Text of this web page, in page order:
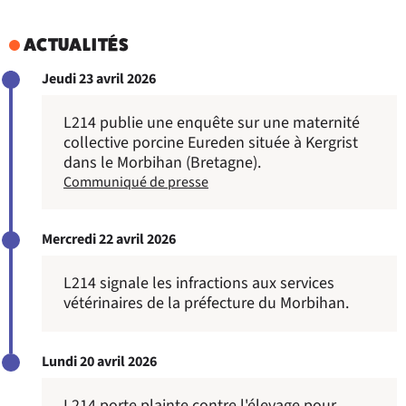
ACTUALITÉS
Jeudi 23 avril 2026
L214 publie une enquête sur une maternité
collective porcine Eureden située à Kergrist
dans le Morbihan (Bretagne).
Communiqué de presse
Mercredi 22 avril 2026
L214 signale les infractions aux services
vétérinaires de la préfecture du Morbihan.
Lundi 20 avril 2026